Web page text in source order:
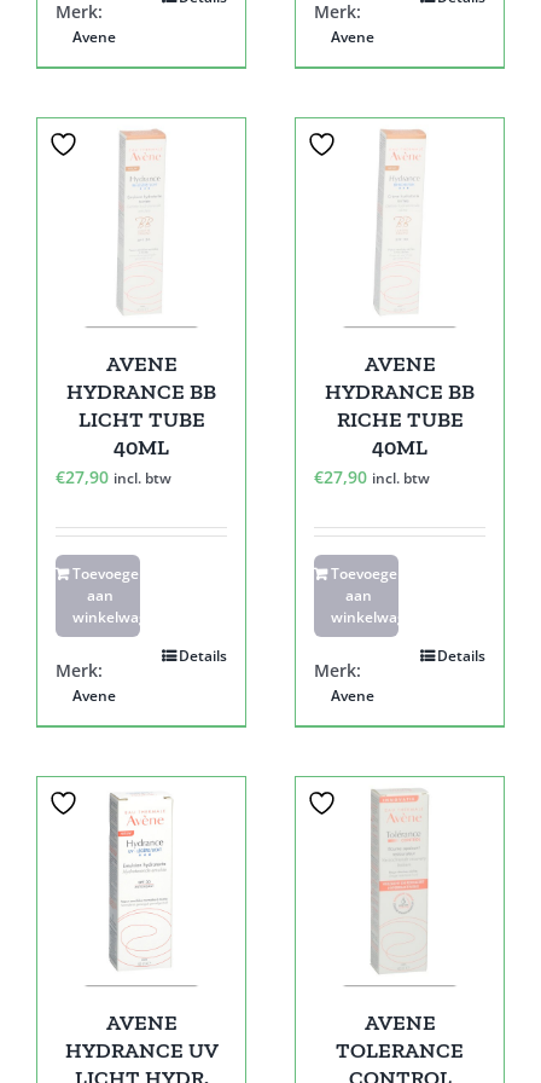
Merk:
Avene
Merk:
Avene
AVENE
HYDRANCE BB
LICHT TUBE
40ML
€27,90 incl. btw
Toevoegen
aan
winkelwagen
Details
Merk:
Avene
AVENE
HYDRANCE BB
RICHE TUBE
40ML
€27,90 incl. btw
Toevoegen
aan
winkelwagen
Details
Merk:
Avene
AVENE
HYDRANCE UV
AVENE
TOLERANCE